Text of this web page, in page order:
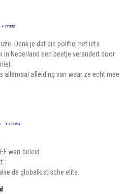
+ 77332
Denk je dat die politici het iets
in Nederland een beetje verandert door
allemaal afleiding van waar ze echt mee
+ 209867
wan-beleid.
:
de globalkistische elite.